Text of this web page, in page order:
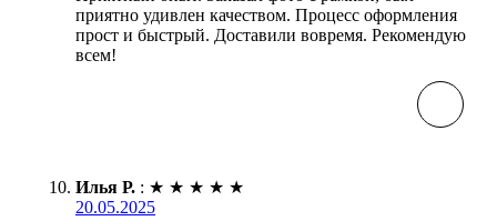
приятно удивлен качеством. Процесс оформления
прост и быстрый. Доставили вовремя. Рекомендую
всем!
Илья Р. : ★ ★ ★ ★ ★
20.05.2025